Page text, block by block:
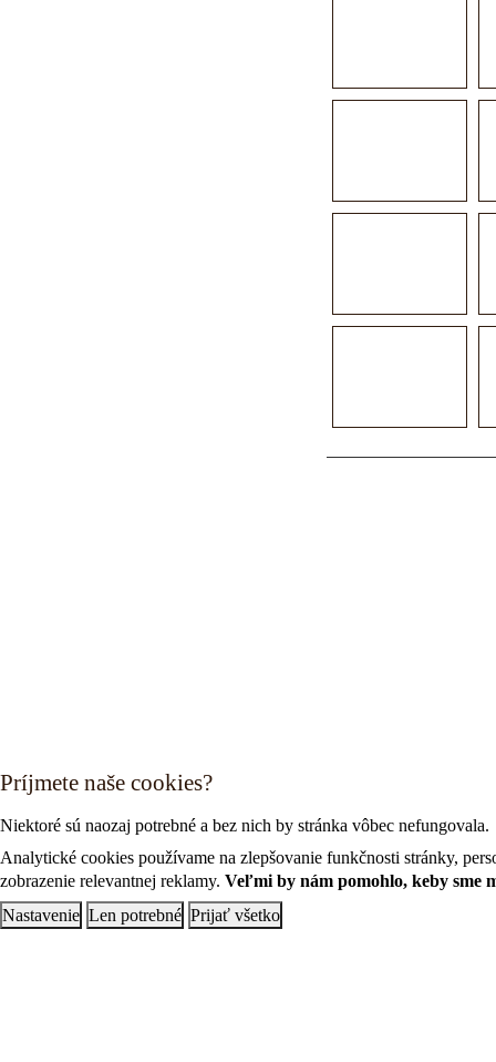
Príjmete naše cookies?
Niektoré sú naozaj potrebné a bez nich by stránka vôbec nefungovala.
Analytické cookies používame na zlepšovanie funkčnosti stránky,
zobrazenie relevantnej reklamy. Veľmi by nám pomohlo, keby sme
Nastavenie Len potrebné Prijať všetko